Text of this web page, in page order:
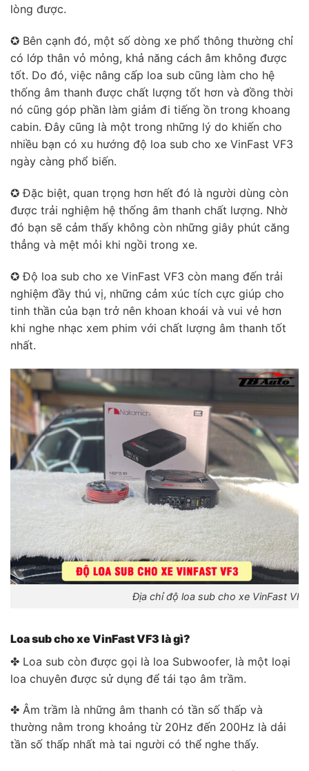
lòng được.
✪ Bên cạnh đó, một số dòng xe phổ thông thường chỉ
có lớp thân vỏ mỏng, khả năng cách âm không được
tốt. Do đó, việc nâng cấp loa sub cũng làm cho hệ
thống âm thanh được chất lượng tốt hơn và đồng thời
nó cũng góp phần làm giảm đi tiếng ồn trong khoang
cabin. Đây cũng là một trong những lý do khiến cho
nhiều bạn có xu hướng độ loa sub cho xe VinFast VF3
ngày càng phổ biến.
✪ Đặc biệt, quan trọng hơn hết đó là người dùng còn
được trải nghiệm hệ thống âm thanh chất lượng. Nhờ
đó bạn sẽ cảm thấy không còn những giây phút căng
thẳng và mệt mỏi khi ngồi trong xe.
✪ Độ loa sub cho xe VinFast VF3 còn mang đến trải
nghiệm đầy thú vị, những cảm xúc tích cực giúp cho
tinh thần của bạn trở nên khoan khoái và vui vẻ hơn
khi nghe nhạc xem phim với chất lượng âm thanh tốt
nhất.
Địa chỉ độ loa sub cho xe VinFast
Loa sub cho xe VinFast VF3 là gì?
✤ Loa sub còn được gọi là loa Subwoofer, là một loại
loa chuyên được sử dụng để tái tạo âm trầm.
✤ Âm trầm là những âm thanh có tần số thấp và
thường nằm trong khoảng từ 20Hz đến 200Hz là dải
tần số thấp nhất mà tai người có thể nghe thấy.